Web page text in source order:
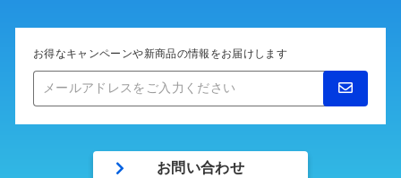
お得なキャンペーンや新商品の情報をお届けします
ー
お問い合わせ